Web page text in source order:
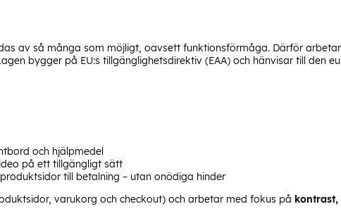
av så många som möjligt, oavsett funktionsförmåga. Därför
bygger på EU:s tillgänglighetsdirektiv (EAA) och hänvisar till den
och hjälpmedel
på ett tillgängligt sätt
till betalning – utan onödiga hinder
varukorg och checkout) och arbetar med fokus på